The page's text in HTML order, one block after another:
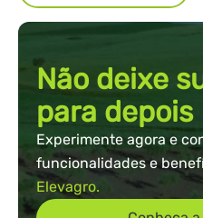
Não deixe
para depois
Experimente agora e
funcionalidades e
Elevagro.